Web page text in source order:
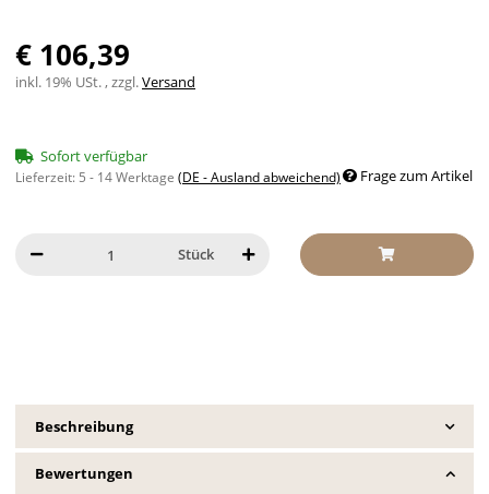
€ 106,39
inkl. 19% USt. , zzgl.Versand
Sofort verfügbar
Lieferzeit: 5 - 14 Werktage (DE - Ausland abweichend) Frage zum Artikel
Stück
Beschreibung
Bewertungen